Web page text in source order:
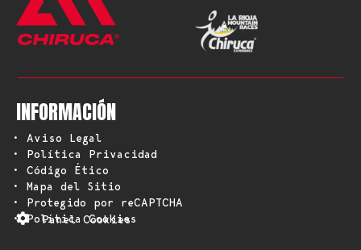
INFORMACIÓN
• Aviso Legal
• Política Privacidad
• Código Ético
• Mapa del Sitio
• Protegido por reCAPTCHA
• Política Cookies
Panel Cookies